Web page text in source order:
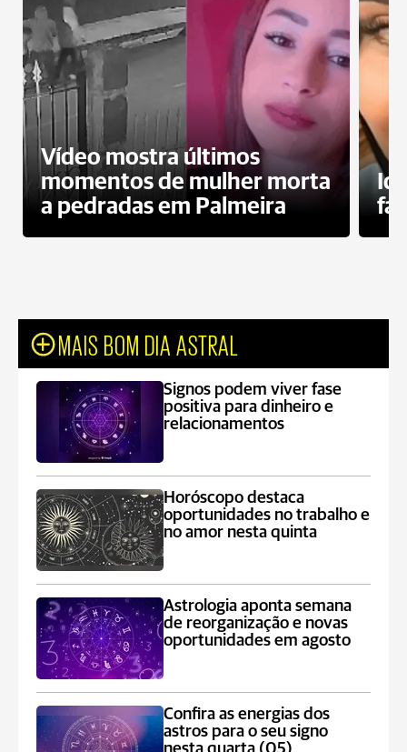
Vídeo mostra últimos
momentos de mulher morta
a pedradas em Palmeira
MAIS BOM DIA ASTRAL
Signos podem viver fase
positiva para dinheiro e
relacionamentos
Horóscopo destaca
oportunidades no trabalho e
no amor nesta quinta
Astrologia aponta semana
de reorganização e novas
oportunidades em agosto
Confira as energias dos
astros para o seu signo